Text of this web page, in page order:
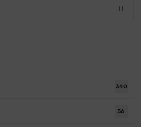
340
56